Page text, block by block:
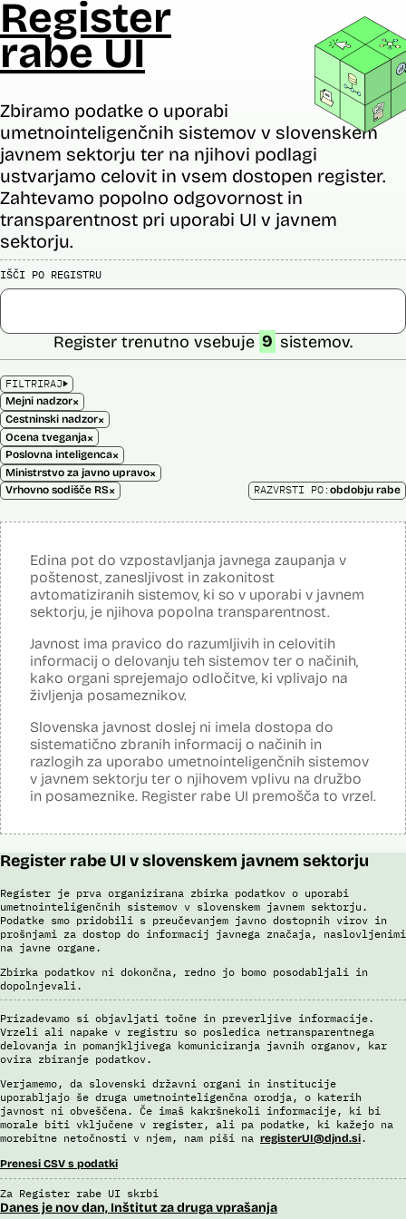
Register
rabe UI
Zbiramo podatke o uporabi
umetnointeligenčnih sistemov v slovenskem
javnem sektorju ter na njihovi podlagi
ustvarjamo celovit in vsem dostopen register.
Zahtevamo popolno odgovornost in
transparentnost pri uporabi UI v javnem
sektorju.
IŠČI PO REGISTRU
FILTRIRAJ
Mejni nadzor×
Cestninski nadzor×
Ocena tveganja×
Poslovna inteligenca×
Ministrstvo za javno upravo×
Vrhovno sodišče RS×
Register trenutno vsebuje 9 sistemov.
RAZVRSTI PO:obdobju rabe
Edina pot do vzpostavljanja javnega zaupanja v
poštenost, zanesljivost in zakonitost
avtomatiziranih sistemov, ki so v uporabi v javnem
sektorju, je njihova popolna transparentnost.
Javnost ima pravico do razumljivih in celovitih
informacij o delovanju teh sistemov ter o načinih,
kako organi sprejemajo odločitve, ki vplivajo na
življenja posameznikov.
Slovenska javnost doslej ni imela dostopa do
sistematično zbranih informacij o načinih in
razlogih za uporabo umetnointeligenčnih sistemov
v javnem sektorju ter o njihovem vplivu na družbo
in posameznike. Register rabe UI premošča to vrzel.
Register rabe UI v slovenskem javnem sektorju
Register je prva organizirana zbirka podatkov o uporabi
umetnointeligenčnih sistemov v slovenskem javnem sektorju.
Podatke smo pridobili s preučevanjem javno dostopnih virov in
prošnjami za dostop do informacij javnega značaja, naslovljenimi
na javne organe.
Zbirka podatkov ni dokončna, redno jo bomo posodabljali in
dopolnjevali.
Prizadevamo si objavljati točne in preverljive informacije.
Vrzeli ali napake v registru so posledica netransparentnega
delovanja in pomanjkljivega komuniciranja javnih organov, kar
ovira zbiranje podatkov.
Verjamemo, da slovenski državni organi in institucije
uporabljajo še druga umetnointeligenčna orodja, o katerih
javnost ni obveščena. Če imaš kakršnekoli informacije, ki bi
morale biti vključene v register, ali pa podatke, ki kažejo na
morebitne netočnosti v njem, nam piši na registerUI@djnd.si.
Prenesi CSV s podatki
Za Register rabe UI skrbi
Danes je nov dan, Inštitut za druga vprašanja